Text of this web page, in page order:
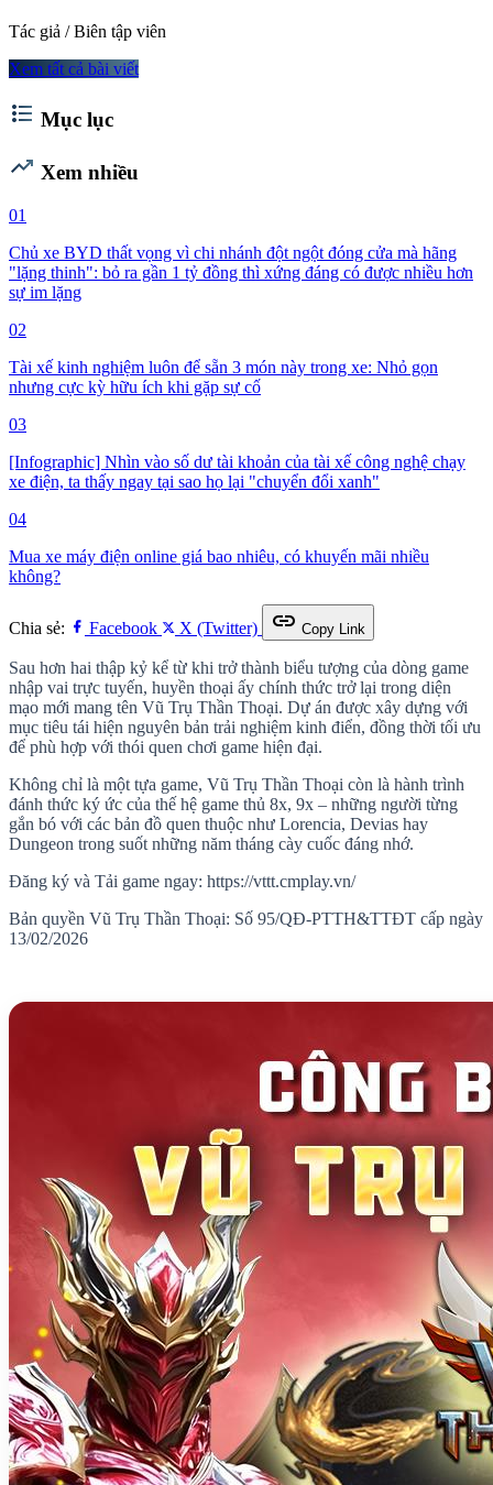
Tác giả / Biên tập viên
Xem tất cả bài viết
format_list_bulleted Mục lục
trending_up Xem nhiều
01
Chủ xe BYD thất vọng vì chi nhánh đột ngột đóng cửa mà hãng
"lặng thinh": bỏ ra gần 1 tỷ đồng thì xứng đáng có được nhiều hơn
sự im lặng
02
Tài xế kinh nghiệm luôn để sẵn 3 món này trong xe: Nhỏ gọn
nhưng cực kỳ hữu ích khi gặp sự cố
03
[Infographic] Nhìn vào số dư tài khoản của tài xế công nghệ chạy
xe điện, ta thấy ngay tại sao họ lại "chuyển đổi xanh"
04
Mua xe máy điện online giá bao nhiêu, có khuyến mãi nhiều
không?
Chia sẻ: Facebook X (Twitter) link Copy Link
Sau hơn hai thập kỷ kể từ khi trở thành biểu tượng của dòng game
nhập vai trực tuyến, huyền thoại ấy chính thức trở lại trong diện
mạo mới mang tên Vũ Trụ Thần Thoại. Dự án được xây dựng với
mục tiêu tái hiện nguyên bản trải nghiệm kinh điển, đồng thời tối ưu
để phù hợp với thói quen chơi game hiện đại.
Không chỉ là một tựa game, Vũ Trụ Thần Thoại còn là hành trình
đánh thức ký ức của thế hệ game thủ 8x, 9x – những người từng
gắn bó với các bản đồ quen thuộc như Lorencia, Devias hay
Dungeon trong suốt những năm tháng cày cuốc đáng nhớ.
Đăng ký và Tải game ngay: https://vttt.cmplay.vn/
Bản quyền Vũ Trụ Thần Thoại: Số 95/QĐ-PTTH&TTĐT cấp ngày
13/02/2026